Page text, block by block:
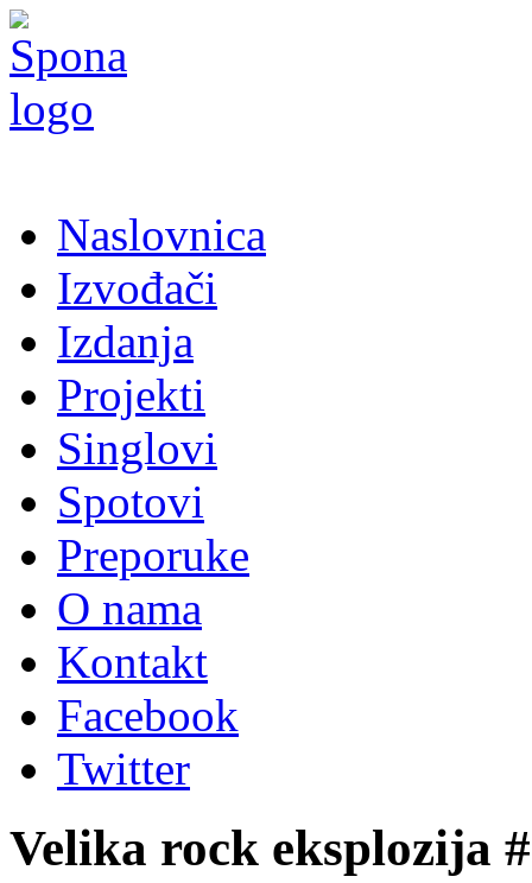
Naslovnica
Izvođači
Izdanja
Projekti
Singlovi
Spotovi
Preporuke
O nama
Kontakt
Facebook
Twitter
Velika rock eksplozija